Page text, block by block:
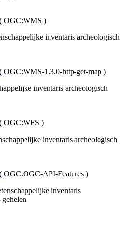
( OGC:WMS )
inventaris archeologisch
( OGC:WMS-1.3.0-http-get-map )
inventaris archeologisch
( OGC:WFS )
inventaris archeologisch
( OGC:OGC-API-Features )
inventaris
gehelen